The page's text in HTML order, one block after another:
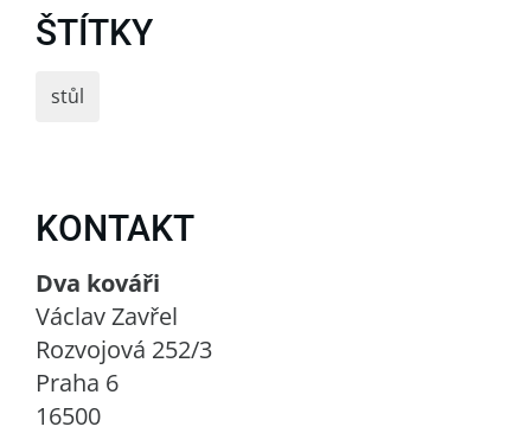
ŠTÍTKY
stůl
KONTAKT
Dva kováři
Václav Zavřel
Rozvojová 252/3
Praha 6
16500